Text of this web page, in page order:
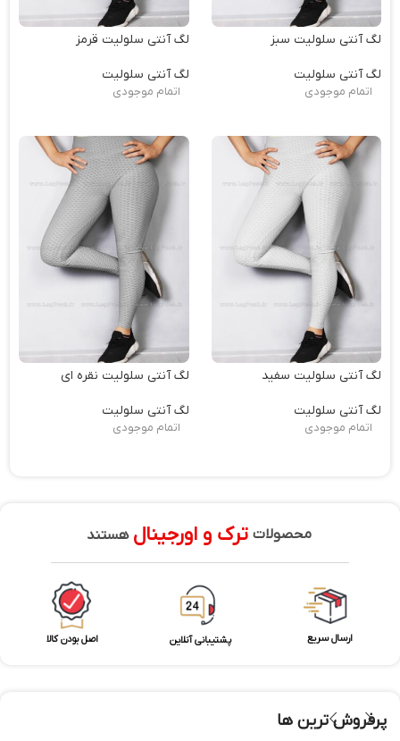
لگ آنتی سلولیت سبز
لگ آنتی سلولیت
اتمام موجودی
لگ آنتی سلولیت قرمز
لگ آنتی سلولیت
اتمام موجودی
لگ آنتی سلولیت سفید
لگ آنتی سلولیت
اتمام موجودی
لگ آنتی سلولیت نقره ای
لگ آنتی سلولیت
اتمام موجودی
محصولات ترک و اورجینال هستند
ارسال سریع پشتیبانی آنلاین اصل بودن کالا
پرفروش ترین ها